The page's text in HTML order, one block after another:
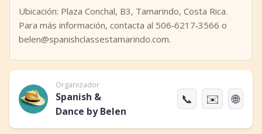
Ubicación: Plaza Conchal, B3, Tamarindo, Costa Rica.
Para más información, contacta al 506‑6217‑3566 o
belen@spanishclassestamarindo.com.
Organizador
Spanish &
Dance by Belen
📞 ✉️ 🌐